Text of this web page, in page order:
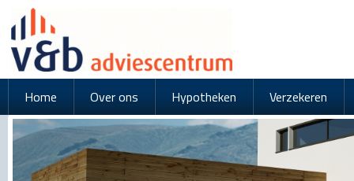
Home Over ons Hypotheken Verzekeren